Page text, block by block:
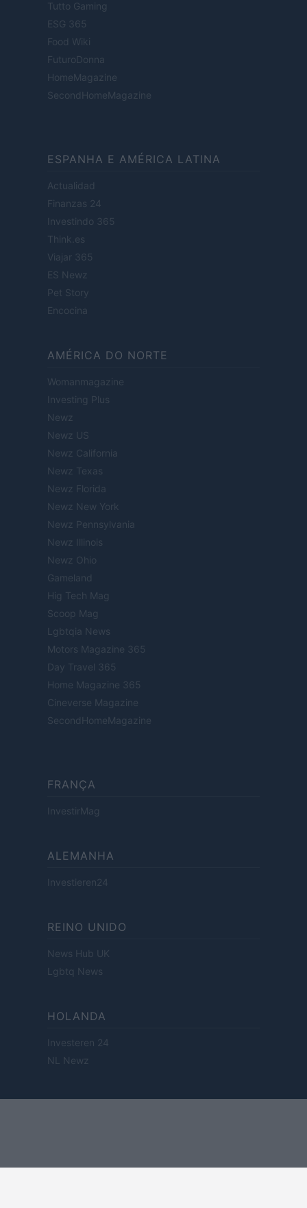
Tutto Gaming
ESG 365
Food Wiki
FuturoDonna
HomeMagazine
SecondHomeMagazine
ESPANHA E AMÉRICA LATINA
Actualidad
Finanzas 24
Investindo 365
Think.es
Viajar 365
ES Newz
Pet Story
Encocina
AMÉRICA DO NORTE
Womanmagazine
Investing Plus
Newz
Newz US
Newz California
Newz Texas
Newz Florida
Newz New York
Newz Pennsylvania
Newz Illinois
Newz Ohio
Gameland
Hig Tech Mag
Scoop Mag
Lgbtqia News
Motors Magazine 365
Day Travel 365
Home Magazine 365
Cineverse Magazine
SecondHomeMagazine
FRANÇA
InvestirMag
ALEMANHA
Investieren24
REINO UNIDO
News Hub UK
Lgbtq News
HOLANDA
Investeren 24
NL Newz